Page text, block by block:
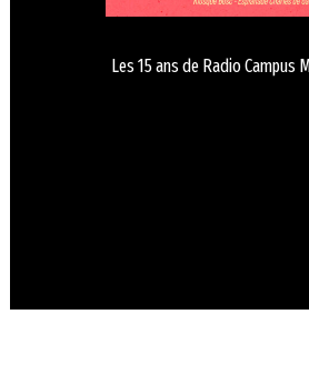
Les 15 ans de Radio Campus